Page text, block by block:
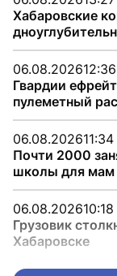
Хабаровские
06.08.202612:36
Гвардии
пулеметный
06.08.202611:34
Почти 2000
школы для мам
06.08.202610:18
Грузовик
Хабаровске